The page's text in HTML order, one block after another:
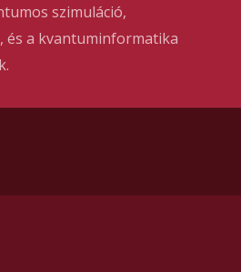
szimuláció,
a kvantuminformatika